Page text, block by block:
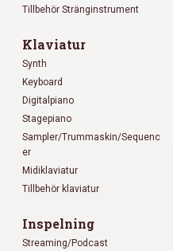
Tillbehör Stränginstrument
Klaviatur
Synth
Keyboard
Digitalpiano
Stagepiano
Sampler/Trummaskin/Sequenc
er
Midiklaviatur
Tillbehör klaviatur
Inspelning
Streaming/Podcast